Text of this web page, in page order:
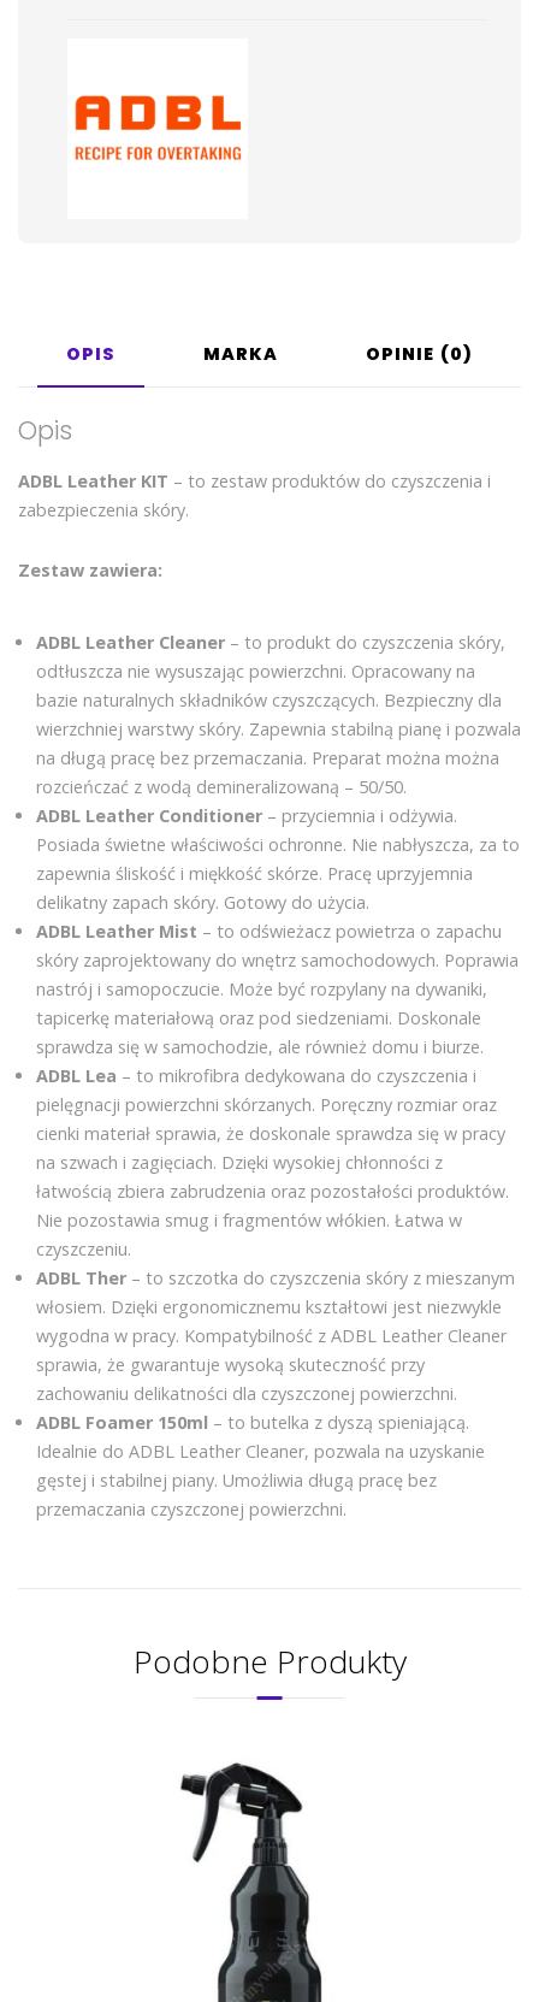
OPIS MARKA OPINIE (0)
Opis
ADBL Leather KIT – to zestaw produktów do czyszczenia i
zabezpieczenia skóry.
Zestaw zawiera:
ADBL Leather Cleaner – to produkt do czyszczenia skóry,
odtłuszcza nie wysuszając powierzchni. Opracowany na
bazie naturalnych składników czyszczących. Bezpieczny dla
wierzchniej warstwy skóry. Zapewnia stabilną pianę i pozwala
na długą pracę bez przemaczania. Preparat można można
rozcieńczać z wodą demineralizowaną – 50/50.
ADBL Leather Conditioner – przyciemnia i odżywia.
Posiada świetne właściwości ochronne. Nie nabłyszcza, za to
zapewnia śliskość i miękkość skórze. Pracę uprzyjemnia
delikatny zapach skóry. Gotowy do użycia.
ADBL Leather Mist – to odświeżacz powietrza o zapachu
skóry zaprojektowany do wnętrz samochodowych. Poprawia
nastrój i samopoczucie. Może być rozpylany na dywaniki,
tapicerkę materiałową oraz pod siedzeniami. Doskonale
sprawdza się w samochodzie, ale również domu i biurze.
ADBL Lea – to mikrofibra dedykowana do czyszczenia i
pielęgnacji powierzchni skórzanych. Poręczny rozmiar oraz
cienki materiał sprawia, że doskonale sprawdza się w pracy
na szwach i zagięciach. Dzięki wysokiej chłonności z
łatwością zbiera zabrudzenia oraz pozostałości produktów.
Nie pozostawia smug i fragmentów włókien. Łatwa w
czyszczeniu.
ADBL Ther – to szczotka do czyszczenia skóry z mieszanym
włosiem. Dzięki ergonomicznemu kształtowi jest niezwykle
wygodna w pracy. Kompatybilność z ADBL Leather Cleaner
sprawia, że gwarantuje wysoką skuteczność przy
zachowaniu delikatności dla czyszczonej powierzchni.
ADBL Foamer 150ml – to butelka z dyszą spieniającą.
Idealnie do ADBL Leather Cleaner, pozwala na uzyskanie
gęstej i stabilnej piany. Umożliwia długą pracę bez
przemaczania czyszczonej powierzchni.
Podobne Produkty